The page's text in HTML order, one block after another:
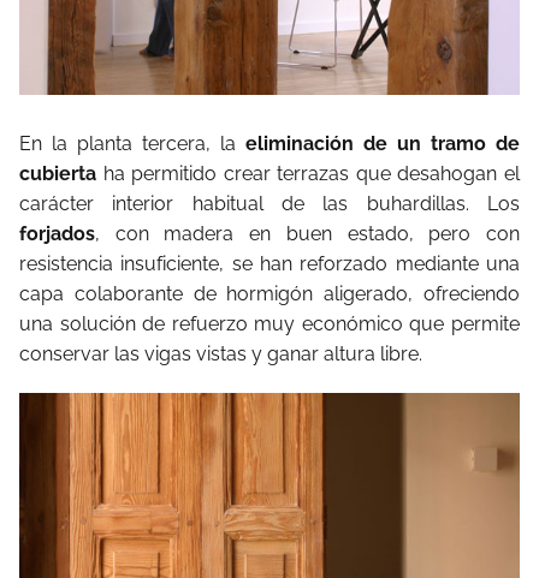
En la planta tercera, la eliminación de un tramo de
cubierta ha permitido crear terrazas que desahogan el
carácter interior habitual de las buhardillas. Los
forjados, con madera en buen estado, pero con
resistencia insuficiente, se han reforzado mediante una
capa colaborante de hormigón aligerado, ofreciendo
una solución de refuerzo muy económico que permite
conservar las vigas vistas y ganar altura libre.